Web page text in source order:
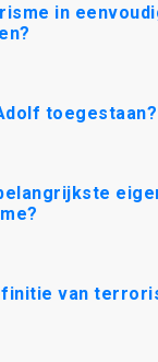
in
toegestaan?
van